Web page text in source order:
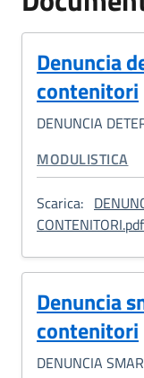
Denuncia
contenitori
DENUNCIA
CATEGORIA
MODULISTICA
Scarica:
Denuncia
contenitori
DENUNCIA